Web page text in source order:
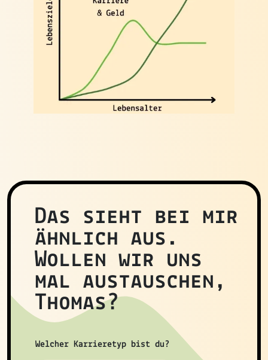
Das sieht bei mir
ähnlich aus.
Wollen wir uns
mal austauschen,
Thomas?
Welcher Karrieretyp bist du?